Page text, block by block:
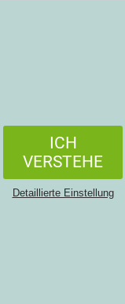
ICH
VERSTEHE
Detaillierte Einstellung